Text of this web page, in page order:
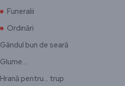
Funeralii
Ordinări
Gândul bun de seară
Glume…
Hrană pentru… trup